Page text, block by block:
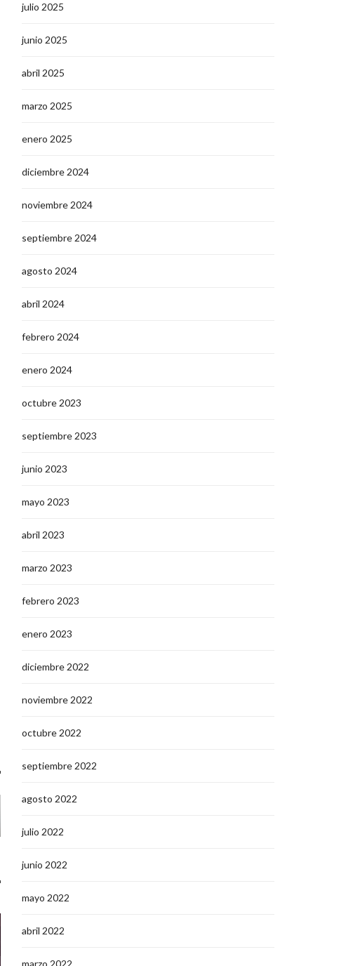
julio 2025
junio 2025
abril 2025
marzo 2025
enero 2025
diciembre 2024
noviembre 2024
septiembre 2024
agosto 2024
abril 2024
febrero 2024
enero 2024
octubre 2023
septiembre 2023
junio 2023
mayo 2023
abril 2023
marzo 2023
febrero 2023
enero 2023
diciembre 2022
noviembre 2022
octubre 2022
septiembre 2022
agosto 2022
julio 2022
junio 2022
mayo 2022
abril 2022
marzo 2022